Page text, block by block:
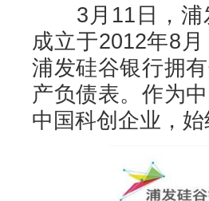
3月11日，浦
成立于2012年8
浦发硅谷银行拥
产负债表。作为
中国科创企业，